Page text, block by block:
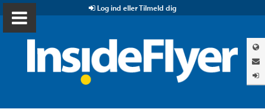
Log ind eller Tilmeld dig